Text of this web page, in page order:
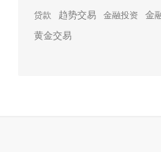
贷款 趋势交易 金融投资 金
黄金交易